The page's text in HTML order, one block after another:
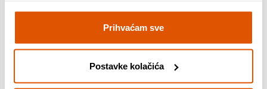
Prihvaćam sve
Postavke kolačića
Višestruko povezivanje:Tri načina povezivanja - 2.4
GHz prijemnik, Bluetooth s niskom latencijom i kabel -
pružaju slobodu igranja na raznim uređajima.
7.1 Surround-Sound tehnologija:Zvučnici od 40 mm
omogućuju čisti zvuk sa širim frekvencijskim rasponom i